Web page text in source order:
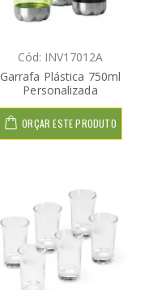
Cód: INV17012A
Garrafa Plástica 750ml
Personalizada
ORÇAR ESTE PRODUTO